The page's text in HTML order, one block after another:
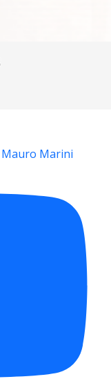
Mauro Marini